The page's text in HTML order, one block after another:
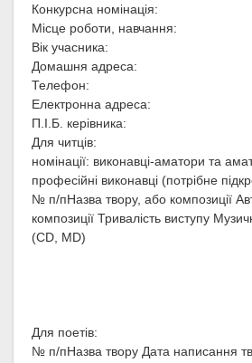
Конкурсна номінація:
Місце роботи, навчання:
Вік учасника:
Домашня адреса:
Телефон:
Електронна адреса:
П.І.Б. керівника:
Для читців:
номінації: виконавці-аматори та
професійні виконавці (потрібне
№ п/пНазва твору, або композиції
композиції Тривалість виступу
(CD, MD)
Для поетів:
№ п/пНазва твору Дата написання